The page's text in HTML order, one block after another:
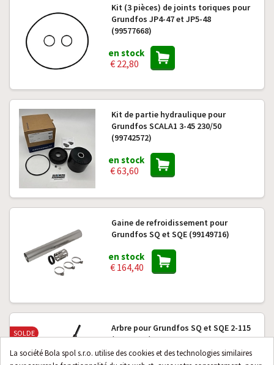
La société Bola spol s.r.o. utilise des cookies et des technologies similaires
Kit (3 pièces) de joints toriques pour
Grundfos JP4-47 et JP5-48
(99577668)
en stock
€ 22,80
Kit de partie hydraulique pour
Grundfos SCALA1 3-45 230/50
(99742572)
en stock
€ 63,60
Gaine de refroidissement pour
Grundfos SQ et SQE (99149716)
en stock
€ 164,40
Arbre pour Grundfos SQ et SQE 2-115
(99408352)
en stock
SOLDE